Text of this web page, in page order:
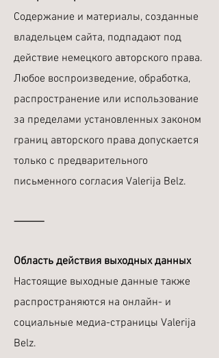
Содержание и материалы, созданные
владельцем сайта, подпадают под
действие немецкого авторского права.
Любое воспроизведение, обработка,
распространение или использование
за пределами установленных законом
границ авторского права допускается
только с предварительного
письменного согласия Valerija Belz.
⸻
Область действия выходных данных
Настоящие выходные данные также
распространяются на онлайн- и
социальные медиа-страницы Valerija
Belz.